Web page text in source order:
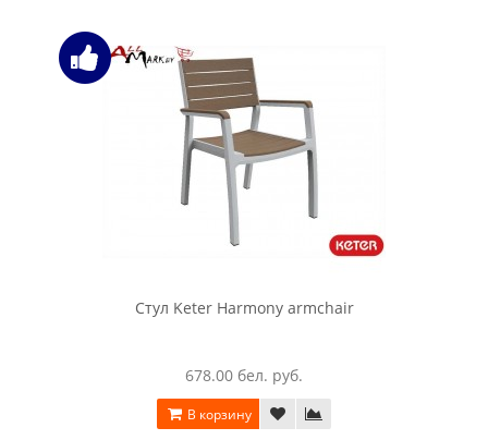
Стул Keter Harmony armchair
678.00 бел. руб.
В корзину